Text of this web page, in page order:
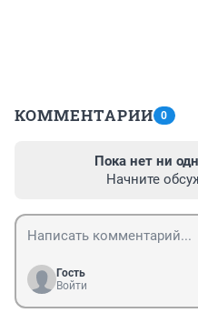
КОММЕНТАРИИ 0
Пока нет ни
Начните
Гость
Войти